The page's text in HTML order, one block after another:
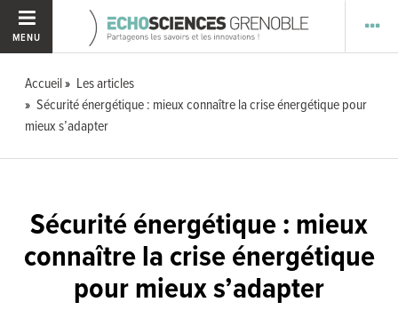
MENU
Accueil
Les articles
Sécurité énergétique : mieux connaître la crise énergétique pour
mieux s’adapter
Sécurité énergétique : mieux
connaître la crise énergétique
pour mieux s’adapter